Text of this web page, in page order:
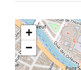
+
−